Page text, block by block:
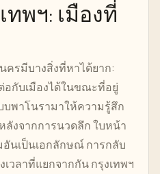
พฯ: เมืองที่
ครมีบางสิ่งที่หาได้ยาก:
อกับเมืองได้ในขณะที่อยู่
บพาโนรามาให้ความรู้สึก
ลังจากการนวดลึก ใบหน้า
อันเป็นเอกลักษณ์ การกลับ
วลาที่แยกจากกัน กรุงเทพฯ